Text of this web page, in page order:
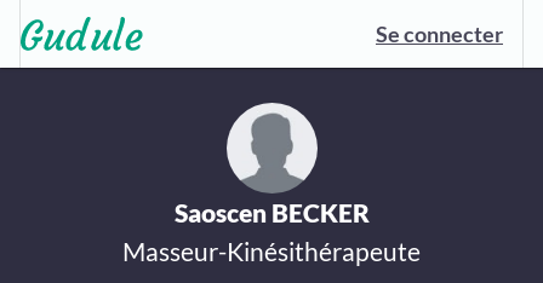
Se connecter
Saoscen BECKER
Masseur-Kinésithérapeute